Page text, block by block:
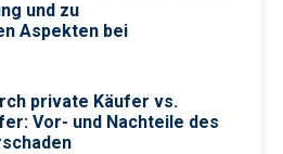
und zu
Aspekten bei
private Käufer vs.
Vor- und Nachteile des